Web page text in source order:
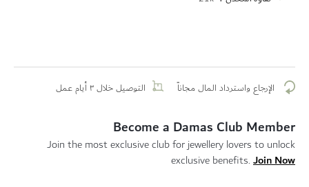
الإرجاع واسترداد المال مجاناً التوصيل خلال ٣ أيام عمل
Become a Damas Club Member
Join the most exclusive club for jewellery lovers to unlock
exclusive benefits. Join Now